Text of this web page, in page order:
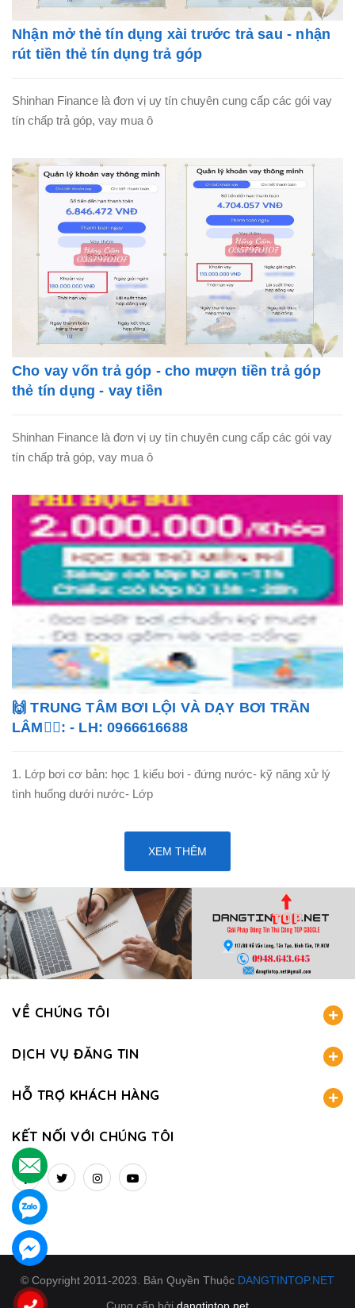
Nhận mở thẻ tín dụng xài trước trả sau - nhận
rút tiền thẻ tín dụng trả góp
Shinhan Finance là đơn vị uy tín chuyên cung cấp các gói vay
tín chấp trả góp, vay mua ô
Cho vay vốn trả góp - cho mượn tiền trả góp
thẻ tín dụng - vay tiền
Shinhan Finance là đơn vị uy tín chuyên cung cấp các gói vay
tín chấp trả góp, vay mua ô
🙌 TRUNG TÂM BƠI LỘI VÀ DẠY BƠI TRẦN
LÂM🏊‍♂️: - LH: 0966616688
1. Lớp bơi cơ bản: học 1 kiểu bơi - đứng nước- kỹ năng xử lý
tình huống dưới nước- Lớp
XEM THÊM
VỀ CHÚNG TÔI
DỊCH VỤ ĐĂNG TIN
HỖ TRỢ KHÁCH HÀNG
KẾT NỐI VỚI CHÚNG TÔI
© Copyright 2011-2023. Bản Quyền Thuộc DANGTINTOP.NET
.
.
.